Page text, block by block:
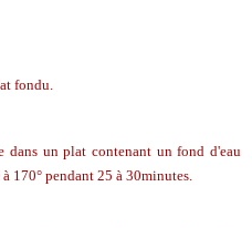
fondu.
dans un plat contenant un fond d'eau
170° pendant 25 à 30minutes.